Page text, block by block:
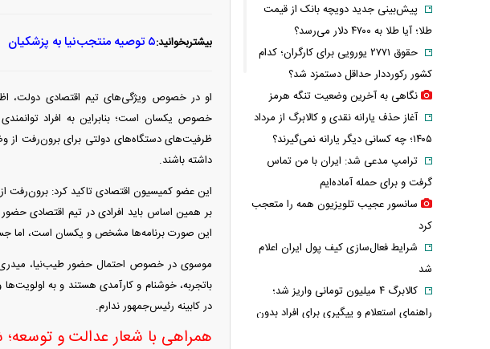
بیشتربخوانید:۵ توصیه منتجب‌نیا به پزشکیان
او در خصوص ویژگی‌های تیم اقتصادی دولت،
خصوص یکسان است؛ بنابراین به افراد
ظرفیت‌های دستگاه‌های دولتی برای برون‌رفت
داشته باشند.
این عضو کمیسیون اقتصادی تاکید کرد:
بر همین اساس باید افرادی در تیم اقتصادی
این صورت برنامه‌ها مشخص و یکسان است، اما
موسوی در خصوص احتمال حضور طیب‌نیا، میدری و
باتجربه، خوشنام و کارآمدی هستند و به اولویت‌ها
در کابینه رئیس‌جمهور ندارم.
همراهی با شعار عدالت و
پیش‌بینی جدید دویچه‌ بانک از قیمت
طلا؛ آیا طلا به ۴۷۰۰ دلار می‌رسد؟
حقوق ۲۷۷۱ یورویی برای کارگران؛ کدام
کشور رکورددار حداقل دستمزد شد؟
نگاهی به آخرین وضعیت تنگه هرمز
آغاز حذف یارانه نقدی و کالابرگ از مرداد
۱۴۰۵؛ چه کسانی دیگر یارانه نمی‌گیرند؟
ترامپ مدعی شد: ایران با من تماس
گرفت و برای حمله آماده‌ایم
سانسور عجیب تلویزیون همه را متعجب
کرد
شرایط فعال‌سازی کیف پول ایران اعلام
شد
کالابرگ ۴ میلیون تومانی واریز شد؛
راهنمای استعلام و پیگیری برای افراد بدون